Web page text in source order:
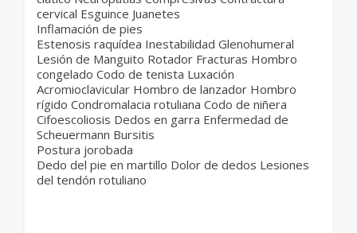
cervical Esguince Juanetes
Inflamación de pies
Estenosis raquídea Inestabilidad Glenohumeral
Lesión de Manguito Rotador Fracturas Hombro
congelado Codo de tenista Luxación
Acromioclavicular Hombro de lanzador Hombro
rígido Condromalacia rotuliana Codo de niñera
Cifoescoliosis Dedos en garra Enfermedad de
Scheuermann Bursitis
Postura jorobada
Dedo del pie en martillo Dolor de dedos Lesiones
del tendón rotuliano